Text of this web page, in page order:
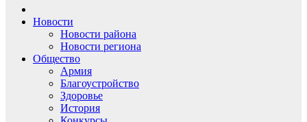
Новости
Новости района
Новости региона
Общество
Армия
Благоустройство
Здоровье
История